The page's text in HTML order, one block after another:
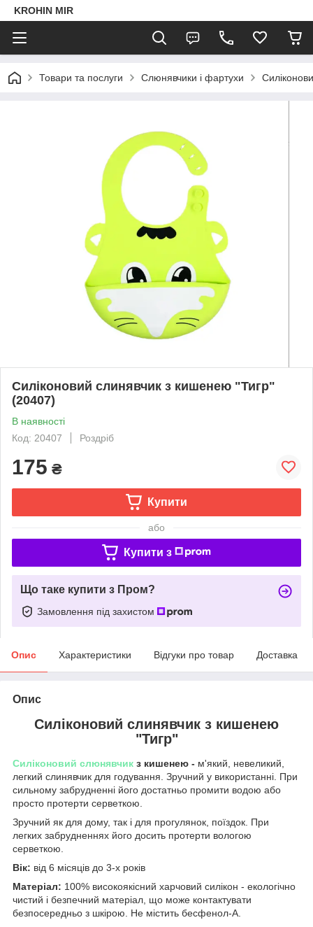
KROHIN MIR
Товари та послуги Слюнявчики і фартухи
Силіконовий слинявчик з кишенею "Тигр"
(20407)
В наявності
Код: 20407
Роздріб
175 ₴
Купити
або
Купити з
Що таке купити з Пром?
Замовлення під захистом
Опис Характеристики Відгуки про товар Доставка
Опис
Силіконовий слинявчик з кишенею
"Тигр"
Силіконовий слюнявчик з кишенею - м'який, невеликий,
легкий слинявчик для годування. Зручний у використанні. При
сильному забрудненні його достатньо промити водою або
просто протерти серветкою.
Зручний як для дому, так і для прогулянок, поїздок. При
легких забрудненнях його досить протерти вологою
серветкою.
Вік: від 6 місяців до 3-х років
Матеріал: 100% високоякісний харчовий силікон - екологічно
чистий і безпечний матеріал, що може контактувати
безпосередньо з шкірою. Не містить бесфенол-А.